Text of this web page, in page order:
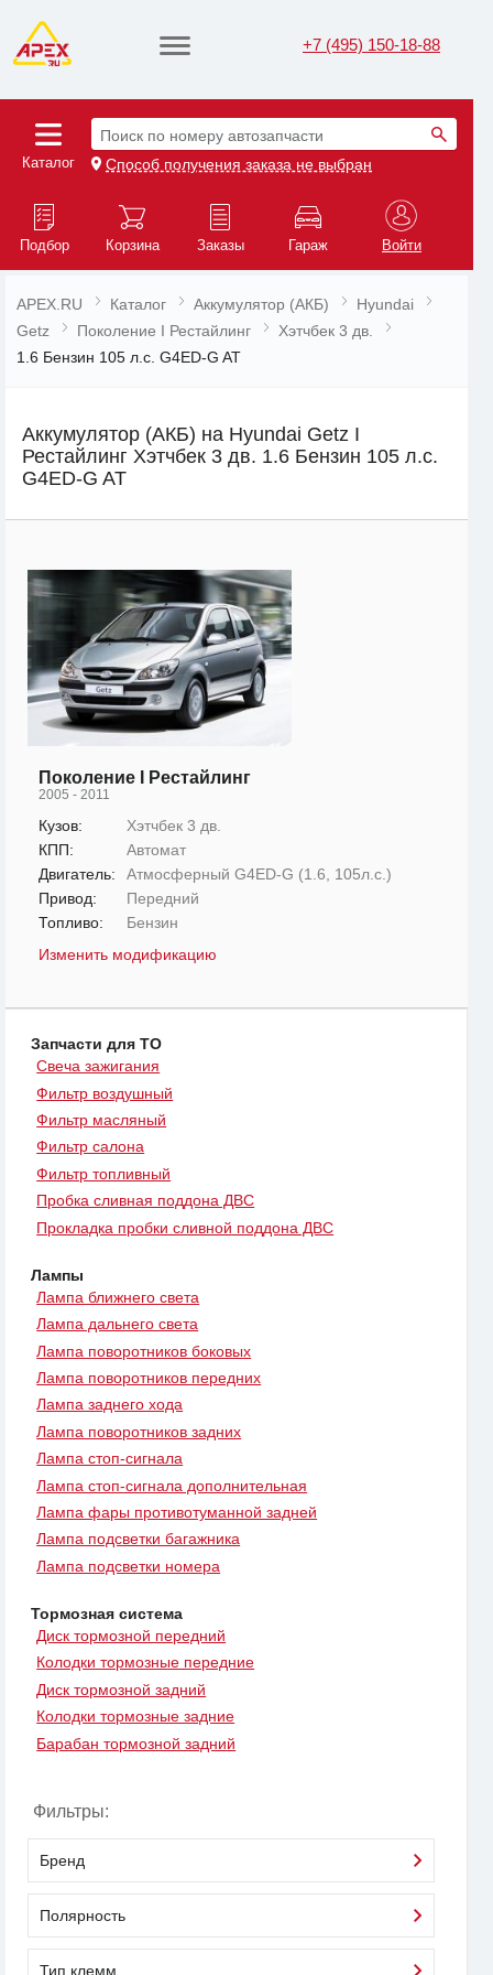
+7 (495) 150-18-88
Каталог
Поиск по номеру автозапчасти
Способ получения заказа не выбран
Подбор Корзина Заказы Гараж Войти
APEX.RU Каталог Аккумулятор (АКБ)
Hyundai
Getz
Поколение I Рестайлинг
Хэтчбек 3 дв.
1.6 Бензин 105 л.с. G4ED-G AT
Аккумулятор (АКБ) на Hyundai Getz I
Рестайлинг Хэтчбек 3 дв. 1.6 Бензин 105 л.с.
G4ED-G AT
Поколение I Рестайлинг
2005 - 2011
Кузов:
Хэтчбек 3 дв.
КПП:
Автомат
Двигатель:
Атмосферный G4ED-G (1.6, 105л.с.)
Привод:
Передний
Топливо:
Бензин
Изменить модификацию
Запчасти для ТО
Свеча зажигания
Фильтр воздушный
Фильтр масляный
Фильтр салона
Фильтр топливный
Пробка сливная поддона ДВС
Прокладка пробки сливной поддона ДВС
Лампы
Лампа ближнего света
Лампа дальнего света
Лампа поворотников боковых
Лампа поворотников передних
Лампа заднего хода
Лампа поворотников задних
Лампа стоп-сигнала
Лампа стоп-сигнала дополнительная
Лампа фары противотуманной задней
Лампа подсветки багажника
Лампа подсветки номера
Тормозная система
Диск тормозной передний
Колодки тормозные передние
Диск тормозной задний
Колодки тормозные задние
Барабан тормозной задний
Фильтры:
Бренд
Полярность
Тип клемм